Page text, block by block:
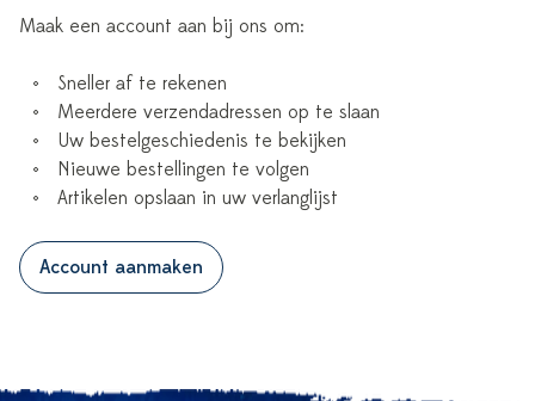
Maak een account aan bij ons om:
Sneller af te rekenen
Meerdere verzendadressen op te slaan
Uw bestelgeschiedenis te bekijken
Nieuwe bestellingen te volgen
Artikelen opslaan in uw verlanglijst
Account aanmaken